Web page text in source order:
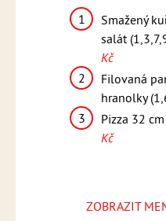
1
Smažený
salát
Kč
2
Filovaná
hranolky
3
Pizza 32
Kč
ZOBRAZIT